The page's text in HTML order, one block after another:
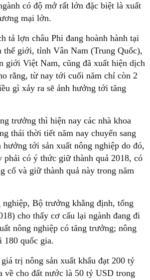
có độ mở rất lớn đặc biệt là xuất
mại lớn.
tả lợn châu Phi đang hoành hành tại
thế giới, tỉnh Vân Nam (Trung Quốc),
giới Việt Nam, cũng đã xuất hiện dịch
rằng, từ nay tới cuối năm chỉ còn 2
gì xảy ra sẽ ảnh hưởng tới tăng
trưởng thì hiện nay các nhà khoa
thái thời tiết năm nay chuyển sang
hưởng tới sản xuất nông nghiệp do đó,
phải có ý thức giữ thành quả 2018, có
cố và giữ thành quả này trong năm
Bộ trưởng khẳng định, tổng
cho thấy cơ cấu lại ngành đang đi
nông nghiệp có tăng trưởng; nông
180 quốc gia.
trị nông sản xuất khẩu đạt 200 tỷ
về cho đất nước là 50 tỷ USD trong